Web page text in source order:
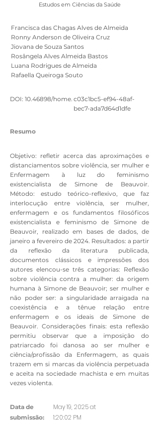
Estudos em Ciências da Saúde
Francisca das Chagas Alves de Almeida
Ronny Anderson de Oliveira Cruz
Jiovana de Souza Santos
Rosângela Alves Almeida Bastos
Luana Rodrigues de Almeida
Rafaella Queiroga Souto
DOI: 10.46898/home. c03c1bc5-ef94-48af-
bec7-ada7d64d1dfe
Resumo
Objetivo: refletir acerca das aproximações e
distanciamentos sobre violência, ser mulher e
Enfermagem à luz do feminismo
existencialista de Simone de Beauvoir.
Método: estudo teórico-reflexivo, que faz
interlocução entre violência, ser mulher,
enfermagem e os fundamentos filosóficos
existencialista e feminismo de Simone de
Beauvoir, realizado em bases de dados, de
janeiro a fevereiro de 2024. Resultados: a partir
da reflexão da literatura publicada,
documentos clássicos e impressões dos
autores elencou-se três categorias: Reflexão
sobre violência contra a mulher: da origem
humana à Simone de Beauvoir; ser mulher e
não poder ser: a singularidade arraigada na
coexistência e a tênue relação entre
enfermagem e os ideais de Simone de
Beauvoir. Considerações finais: esta reflexão
permitiu observar que a imposição do
patriarcado foi danosa ao ser mulher e
ciência/profissão da Enfermagem, as quais
trazem em si marcas da violência perpetuada
e aceita na sociedade machista e em muitas
vezes violenta.
Data de
submissão:
May 19, 2025 at
1:20:02 PM